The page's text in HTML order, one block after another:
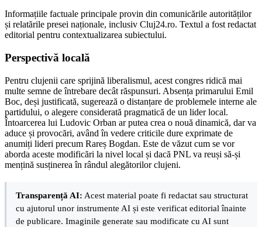
Informațiile factuale principale provin din comunicările autorităților
și relatările presei naționale, inclusiv Cluj24.ro. Textul a fost redactat
editorial pentru contextualizarea subiectului.
Perspectivă locală
Pentru clujenii care sprijină liberalismul, acest congres ridică mai
multe semne de întrebare decât răspunsuri. Absența primarului Emil
Boc, deși justificată, sugerează o distanțare de problemele interne ale
partidului, o alegere considerată pragmatică de un lider local.
Întoarcerea lui Ludovic Orban ar putea crea o nouă dinamică, dar va
aduce și provocări, având în vedere criticile dure exprimate de
anumiți lideri precum Rareș Bogdan. Este de văzut cum se vor
aborda aceste modificări la nivel local și dacă PNL va reuși să-și
mențină susținerea în rândul alegătorilor clujeni.
Transparență AI: Acest material poate fi redactat sau structurat
cu ajutorul unor instrumente AI și este verificat editorial înainte
de publicare. Imaginile generate sau modificate cu AI sunt